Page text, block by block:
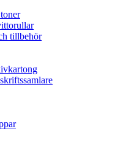
tillbehör